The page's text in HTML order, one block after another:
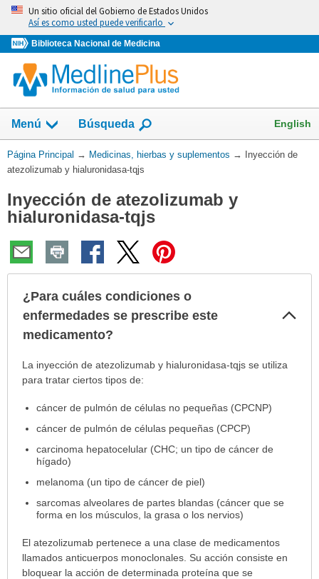
Omita
vaya
al
Contenido
Un sitio oficial del Gobierno de Estados Unidos
Así es como usted puede verificarlo
Biblioteca Nacional de Medicina
Menú
Mostrar
campo
de
Búsqueda English
Usted
está
Página Principal → Medicinas, hierbas y suplementos →
Inyección de
atezolizumab y hialuronidasa-tqjs
Inyección de atezolizumab y
hialuronidasa-tqjs
¿Para cuáles condiciones o
enfermedades se prescribe este
medicamento?
¿Para
cuáles
enfermedades
prescribe
medicamento?
La inyección de atezolizumab y hialuronidasa-tqjs se utiliza
para tratar ciertos tipos de:
cáncer de pulmón de células no pequeñas (CPCNP)
cáncer de pulmón de células pequeñas (CPCP)
carcinoma hepatocelular (CHC; un tipo de cáncer de
hígado)
melanoma (un tipo de cáncer de piel)
sarcomas alveolares de partes blandas (cáncer que se
forma en los músculos, la grasa o los nervios)
El atezolizumab pertenece a una clase de medicamentos
llamados anticuerpos monoclonales. Su acción consiste en
bloquear la acción de determinada proteína que se